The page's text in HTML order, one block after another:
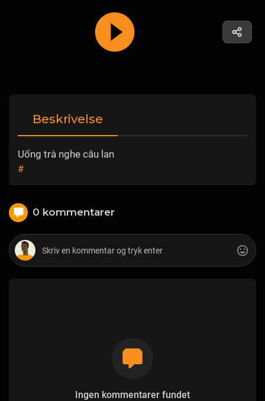
Beskrivelse
Uống trà nghe câu lan
#
0 kommentarer
Ingen kommentarer fundet